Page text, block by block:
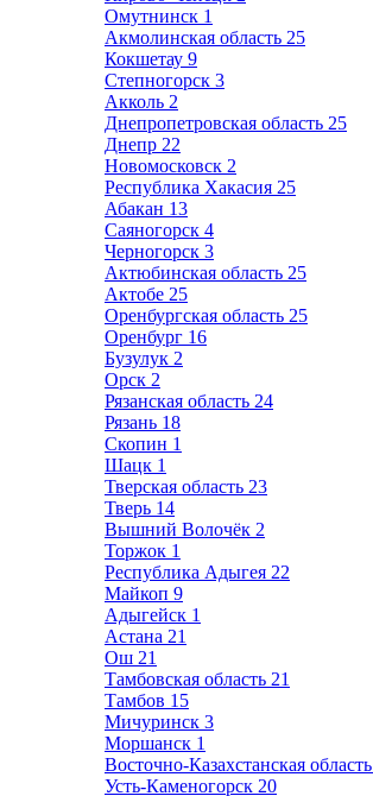
Омутнинск 1
Акмолинская область 25
Кокшетау 9
Степногорск 3
Акколь 2
Днепропетровская область 25
Днепр 22
Новомосковск 2
Республика Хакасия 25
Абакан 13
Саяногорск 4
Черногорск 3
Актюбинская область 25
Актобе 25
Оренбургская область 25
Оренбург 16
Бузулук 2
Орск 2
Рязанская область 24
Рязань 18
Скопин 1
Шацк 1
Тверская область 23
Тверь 14
Вышний Волочёк 2
Торжок 1
Республика Адыгея 22
Майкоп 9
Адыгейск 1
Астана 21
Ош 21
Тамбовская область 21
Тамбов 15
Мичуринск 3
Моршанск 1
Восточно-Казахстанская область
Усть-Каменогорск 20